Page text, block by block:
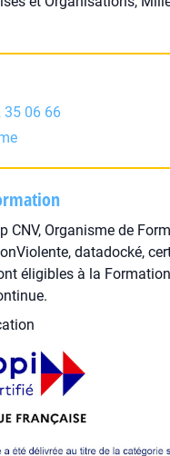
35 06 66
CNV, Organisme de
datadocké,
éligibles à la Formation